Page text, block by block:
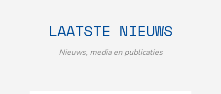
LAATSTE NIEUWS
Nieuws, media en publicaties